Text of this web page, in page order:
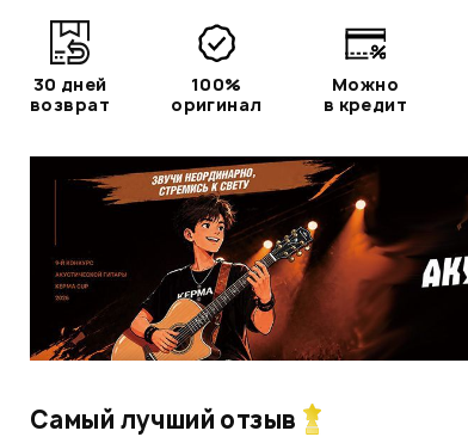
30 дней
возврат
100%
оригинал
Можно
в кредит
Самый лучший отзыв